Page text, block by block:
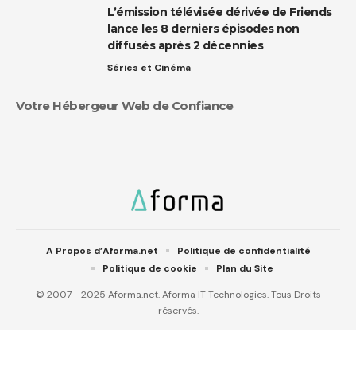
L’émission télévisée dérivée de Friends
lance les 8 derniers épisodes non
diffusés après 2 décennies
Séries et Cinéma
Votre Hébergeur Web de Confiance
© 2007 - 2025 Aforma.net. Aforma IT Technologies. Tous Droits
réservés.
A Propos d’Aforma.net
Politique de confidentialité
Politique de cookie
Plan du Site